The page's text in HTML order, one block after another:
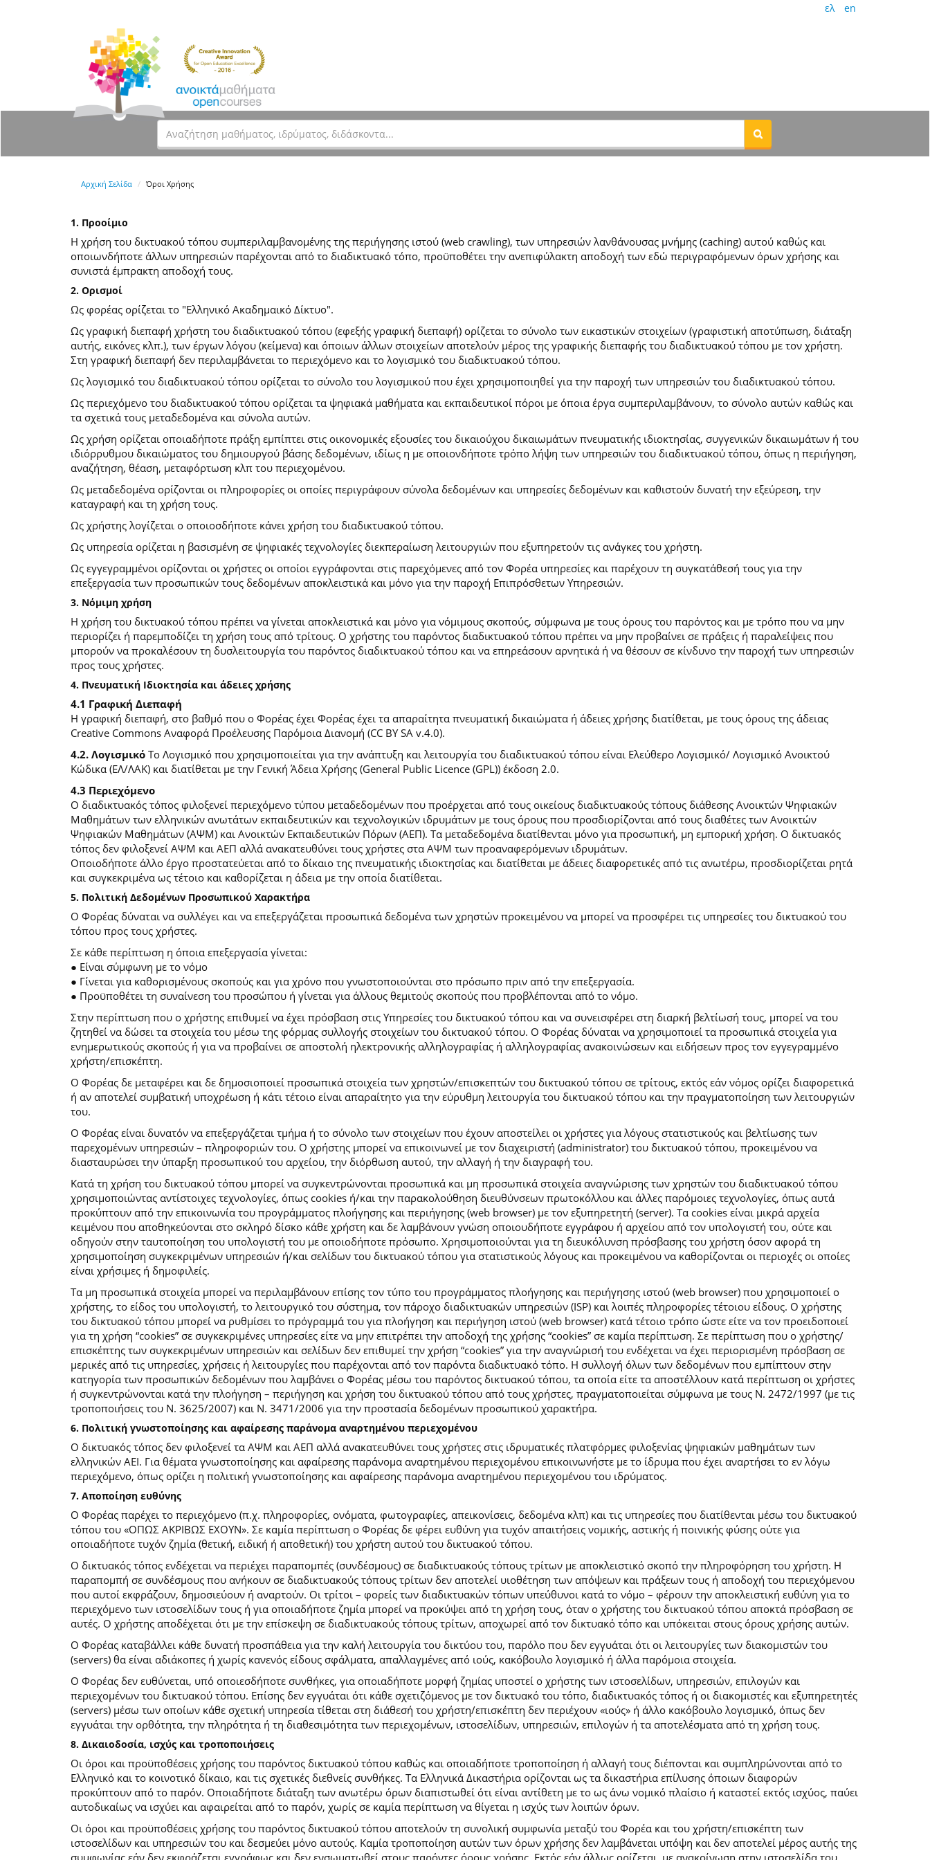
ελ en
Αρχική Σελίδα Όροι Χρήσης
1. Προοίμιο
Η χρήση του δικτυακού τόπου συμπεριλαμβανομένης της περιήγησης ιστού (web crawling), των υπηρεσιών λανθάνουσας μνήμης (caching) αυτού καθώς και
οποιωνδήποτε άλλων υπηρεσιών παρέχονται από το διαδικτυακό τόπο, προϋποθέτει την ανεπιφύλακτη αποδοχή των εδώ περιγραφόμενων όρων χρήσης και
συνιστά έμπρακτη αποδοχή τους.
2. Ορισμοί
Ως φορέας ορίζεται το "Ελληνικό Ακαδημαικό Δίκτυο".
Ως γραφική διεπαφή χρήστη του διαδικτυακού τόπου (εφεξής γραφική διεπαφή) ορίζεται το σύνολο των εικαστικών στοιχείων (γραφιστική αποτύπωση, διάταξη
αυτής, εικόνες κλπ.), των έργων λόγου (κείμενα) και όποιων άλλων στοιχείων αποτελούν μέρος της γραφικής διεπαφής του διαδικτυακού τόπου με τον χρήστη.
Στη γραφική διεπαφή δεν περιλαμβάνεται το περιεχόμενο και το λογισμικό του διαδικτυακού τόπου.
Ως λογισμικό του διαδικτυακού τόπου ορίζεται το σύνολο του λογισμικού που έχει χρησιμοποιηθεί για την παροχή των υπηρεσιών του διαδικτυακού τόπου.
Ως περιεχόμενο του διαδικτυακού τόπου ορίζεται τα ψηφιακά μαθήματα και εκπαιδευτικοί πόροι με όποια έργα συμπεριλαμβάνουν, το σύνολο αυτών καθώς και
τα σχετικά τους μεταδεδομένα και σύνολα αυτών.
Ως χρήση ορίζεται οποιαδήποτε πράξη εμπίπτει στις οικονομικές εξουσίες του δικαιούχου δικαιωμάτων πνευματικής ιδιοκτησίας, συγγενικών δικαιωμάτων ή του
ιδιόρρυθμου δικαιώματος του δημιουργού βάσης δεδομένων, ιδίως η με οποιονδήποτε τρόπο λήψη των υπηρεσιών του διαδικτυακού τόπου, όπως η περιήγηση,
αναζήτηση, θέαση, μεταφόρτωση κλπ του περιεχομένου.
Ως μεταδεδομένα ορίζονται οι πληροφορίες οι οποίες περιγράφουν σύνολα δεδομένων και υπηρεσίες δεδομένων και καθιστούν δυνατή την εξεύρεση, την
καταγραφή και τη χρήση τους.
Ως χρήστης λογίζεται ο οποιοσδήποτε κάνει χρήση του διαδικτυακού τόπου.
Ως υπηρεσία ορίζεται η βασισμένη σε ψηφιακές τεχνολογίες διεκπεραίωση λειτουργιών που εξυπηρετούν τις ανάγκες του χρήστη.
Ως εγγεγραμμένοι ορίζονται οι χρήστες οι οποίοι εγγράφονται στις παρεχόμενες από τον Φορέα υπηρεσίες και παρέχουν τη συγκατάθεσή τους για την
επεξεργασία των προσωπικών τους δεδομένων αποκλειστικά και μόνο για την παροχή Επιπρόσθετων Υπηρεσιών.
3. Νόμιμη χρήση
Η χρήση του δικτυακού τόπου πρέπει να γίνεται αποκλειστικά και μόνο για νόμιμους σκοπούς, σύμφωνα με τους όρους του παρόντος και με τρόπο που να μην
περιορίζει ή παρεμποδίζει τη χρήση τους από τρίτους. Ο χρήστης του παρόντος διαδικτυακού τόπου πρέπει να μην προβαίνει σε πράξεις ή παραλείψεις που
μπορούν να προκαλέσουν τη δυσλειτουργία του παρόντος διαδικτυακού τόπου και να επηρεάσουν αρνητικά ή να θέσουν σε κίνδυνο την παροχή των υπηρεσιών
προς τους χρήστες.
4. Πνευματική Ιδιοκτησία και άδειες χρήσης
4.1 Γραφική Διεπαφή
Η γραφική διεπαφή, στο βαθμό που ο Φορέας έχει Φορέας έχει τα απαραίτητα πνευματική δικαιώματα ή άδειες χρήσης διατίθεται, με τους όρους της άδειας
Creative Commons Αναφορά Προέλευσης Παρόμοια Διανομή (CC BY SA v.4.0).
4.2. ΛογισμικόΤο Λογισμικό που χρησιμοποιείται για την ανάπτυξη και λειτουργία του διαδικτυακού τόπου είναι Ελεύθερο Λογισμικό/ Λογισμικό Ανοικτού
Κώδικα (ΕΛ/ΛΑΚ) και διατίθεται με την Γενική Άδεια Χρήσης (General Public Licence (GPL)) έκδοση 2.0.
4.3 Περιεχόμενο
O διαδικτυακός τόπος φιλοξενεί περιεχόμενο τύπου μεταδεδομένων που προέρχεται από τους οικείους διαδικτυακούς τόπους διάθεσης Ανοικτών Ψηφιακών
Μαθημάτων των ελληνικών ανωτάτων εκπαιδευτικών και τεχνολογικών ιδρυμάτων με τους όρους που προσδιορίζονται από τους διαθέτες των Ανοικτών
Ψηφιακών Μαθημάτων (ΑΨΜ) και Ανοικτών Εκπαιδευτικών Πόρων (ΑΕΠ). Τα μεταδεδομένα διατίθενται μόνο για προσωπική, μη εμπορική χρήση. Ο δικτυακός
τόπος δεν φιλοξενεί ΑΨΜ και ΑΕΠ αλλά ανακατευθύνει τους χρήστες στα ΑΨΜ των προαναφερόμενων ιδρυμάτων.
Οποιοδήποτε άλλο έργο προστατεύεται από το δίκαιο της πνευματικής ιδιοκτησίας και διατίθεται με άδειες διαφορετικές από τις ανωτέρω, προσδιορίζεται ρητά
και συγκεκριμένα ως τέτοιο και καθορίζεται η άδεια με την οποία διατίθεται.
5. Πολιτική Δεδομένων Προσωπικού Χαρακτήρα
Ο Φορέας δύναται να συλλέγει και να επεξεργάζεται προσωπικά δεδομένα των χρηστών προκειμένου να μπορεί να προσφέρει τις υπηρεσίες του δικτυακού του
τόπου προς τους χρήστες.
Σε κάθε περίπτωση η όποια επεξεργασία γίνεται:
● Είναι σύμφωνη με το νόμο
● Γίνεται για καθορισμένους σκοπούς και για χρόνο που γνωστοποιούνται στο πρόσωπο πριν από την επεξεργασία.
● Προϋποθέτει τη συναίνεση του προσώπου ή γίνεται για άλλους θεμιτούς σκοπούς που προβλέπονται από το νόμο.
Στην περίπτωση που ο χρήστης επιθυμεί να έχει πρόσβαση στις Υπηρεσίες του δικτυακού τόπου και να συνεισφέρει στη διαρκή βελτίωσή τους, μπορεί να του
ζητηθεί να δώσει τα στοιχεία του μέσω της φόρμας συλλογής στοιχείων του δικτυακού τόπου. Ο Φορέας δύναται να χρησιμοποιεί τα προσωπικά στοιχεία για
ενημερωτικούς σκοπούς ή για να προβαίνει σε αποστολή ηλεκτρονικής αλληλογραφίας ή αλληλογραφίας ανακοινώσεων και ειδήσεων προς τον εγγεγραμμένο
χρήστη/επισκέπτη.
Ο Φορέας δε μεταφέρει και δε δημοσιοποιεί προσωπικά στοιχεία των χρηστών/επισκεπτών του δικτυακού τόπου σε τρίτους, εκτός εάν νόμος ορίζει διαφορετικά
ή αν αποτελεί συμβατική υποχρέωση ή κάτι τέτοιο είναι απαραίτητο για την εύρυθμη λειτουργία του δικτυακού τόπου και την πραγματοποίηση των λειτουργιών
του.
Ο Φορέας είναι δυνατόν να επεξεργάζεται τμήμα ή το σύνολο των στοιχείων που έχουν αποστείλει οι χρήστες για λόγους στατιστικούς και βελτίωσης των
παρεχομένων υπηρεσιών – πληροφοριών του. Ο χρήστης μπορεί να επικοινωνεί με τον διαχειριστή (administrator) του δικτυακού τόπου, προκειμένου να
διασταυρώσει την ύπαρξη προσωπικού του αρχείου, την διόρθωση αυτού, την αλλαγή ή την διαγραφή του.
Κατά τη χρήση του δικτυακού τόπου μπορεί να συγκεντρώνονται προσωπικά και μη προσωπικά στοιχεία αναγνώρισης των χρηστών του διαδικτυακού τόπου
χρησιμοποιώντας αντίστοιχες τεχνολογίες, όπως cookies ή/και την παρακολούθηση διευθύνσεων πρωτοκόλλου και άλλες παρόμοιες τεχνολογίες, όπως αυτά
προκύπτουν από την επικοινωνία του προγράμματος πλοήγησης και περιήγησης (web browser) με τον εξυπηρετητή (server). Τα cookies είναι μικρά αρχεία
κειμένου που αποθηκεύονται στο σκληρό δίσκο κάθε χρήστη και δε λαμβάνουν γνώση οποιουδήποτε εγγράφου ή αρχείου από τον υπολογιστή του, ούτε και
οδηγούν στην ταυτοποίηση του υπολογιστή του με οποιοδήποτε πρόσωπο. Χρησιμοποιούνται για τη διευκόλυνση πρόσβασης του χρήστη όσον αφορά τη
χρησιμοποίηση συγκεκριμένων υπηρεσιών ή/και σελίδων του δικτυακού τόπου για στατιστικούς λόγους και προκειμένου να καθορίζονται οι περιοχές οι οποίες
είναι χρήσιμες ή δημοφιλείς.
Τα μη προσωπικά στοιχεία μπορεί να περιλαμβάνουν επίσης τον τύπο του προγράμματος πλοήγησης και περιήγησης ιστού (web browser) που χρησιμοποιεί ο
χρήστης, το είδος του υπολογιστή, το λειτουργικό του σύστημα, τον πάροχο διαδικτυακών υπηρεσιών (ISP) και λοιπές πληροφορίες τέτοιου είδους. Ο χρήστης
του δικτυακού τόπου μπορεί να ρυθμίσει το πρόγραμμά του για πλοήγηση και περιήγηση ιστού (web browser) κατά τέτοιο τρόπο ώστε είτε να τον προειδοποιεί
για τη χρήση “cookies” σε συγκεκριμένες υπηρεσίες είτε να μην επιτρέπει την αποδοχή της χρήσης “cookies” σε καμία περίπτωση. Σε περίπτωση που ο χρήστης/
επισκέπτης των συγκεκριμένων υπηρεσιών και σελίδων δεν επιθυμεί την χρήση “cookies” για την αναγνώρισή του ενδέχεται να έχει περιορισμένη πρόσβαση σε
μερικές από τις υπηρεσίες, χρήσεις ή λειτουργίες που παρέχονται από τον παρόντα διαδικτυακό τόπο. Η συλλογή όλων των δεδομένων που εμπίπτουν στην
κατηγορία των προσωπικών δεδομένων που λαμβάνει ο Φορέας μέσω του παρόντος δικτυακού τόπου, τα οποία είτε τα αποστέλλουν κατά περίπτωση οι χρήστες
ή συγκεντρώνονται κατά την πλοήγηση – περιήγηση και χρήση του δικτυακού τόπου από τους χρήστες, πραγματοποιείται σύμφωνα με τους Ν. 2472/1997 (με τις
τροποποιήσεις του Ν. 3625/2007) και Ν. 3471/2006 για την προστασία δεδομένων προσωπικού χαρακτήρα.
6. Πολιτική γνωστοποίησης και αφαίρεσης παράνομα αναρτημένου περιεχομένου
Ο δικτυακός τόπος δεν φιλοξενεί τα ΑΨΜ και ΑΕΠ αλλά ανακατευθύνει τους χρήστες στις ιδρυματικές πλατφόρμες φιλοξενίας ψηφιακών μαθημάτων των
ελληνικών ΑΕΙ. Για θέματα γνωστοποίησης και αφαίρεσης παράνομα αναρτημένου περιεχομένου επικοινωνήστε με το ίδρυμα που έχει αναρτήσει το εν λόγω
περιεχόμενο, όπως ορίζει η πολιτική γνωστοποίησης και αφαίρεσης παράνομα αναρτημένου περιεχομένου του ιδρύματος.
7. Αποποίηση ευθύνης
Ο Φορέας παρέχει το περιεχόμενο (π.χ. πληροφορίες, ονόματα, φωτογραφίες, απεικονίσεις, δεδομένα κλπ) και τις υπηρεσίες που διατίθενται μέσω του δικτυακού
τόπου του «ΟΠΩΣ ΑΚΡΙΒΩΣ ΕΧΟΥΝ». Σε καμία περίπτωση ο Φορέας δε φέρει ευθύνη για τυχόν απαιτήσεις νομικής, αστικής ή ποινικής φύσης ούτε για
οποιαδήποτε τυχόν ζημία (θετική, ειδική ή αποθετική) του χρήστη αυτού του δικτυακού τόπου.
O δικτυακός τόπος ενδέχεται να περιέχει παραπομπές (συνδέσμους) σε διαδικτυακούς τόπους τρίτων με αποκλειστικό σκοπό την πληροφόρηση του χρήστη. Η
παραπομπή σε συνδέσμους που ανήκουν σε διαδικτυακούς τόπους τρίτων δεν αποτελεί υιοθέτηση των απόψεων και πράξεων τους ή αποδοχή του περιεχόμενου
που αυτοί εκφράζουν, δημοσιεύουν ή αναρτούν. Οι τρίτοι – φορείς των διαδικτυακών τόπων υπεύθυνοι κατά το νόμο – φέρουν την αποκλειστική ευθύνη για το
περιεχόμενο των ιστοσελίδων τους ή για οποιαδήποτε ζημία μπορεί να προκύψει από τη χρήση τους, όταν ο χρήστης του δικτυακού τόπου αποκτά πρόσβαση σε
αυτές. Ο χρήστης αποδέχεται ότι με την επίσκεψη σε διαδικτυακούς τόπους τρίτων, αποχωρεί από τον δικτυακό τόπο και υπόκειται στους όρους χρήσης αυτών.
Ο Φορέας καταβάλλει κάθε δυνατή προσπάθεια για την καλή λειτουργία του δικτύου του, παρόλο που δεν εγγυάται ότι οι λειτουργίες των διακομιστών του
(servers) θα είναι αδιάκοπες ή χωρίς κανενός είδους σφάλματα, απαλλαγμένες από ιούς, κακόβουλο λογισμικό ή άλλα παρόμοια στοιχεία.
Ο Φορέας δεν ευθύνεται, υπό οποιεσδήποτε συνθήκες, για οποιαδήποτε μορφή ζημίας υποστεί ο χρήστης των ιστοσελίδων, υπηρεσιών, επιλογών και
περιεχομένων του δικτυακού τόπου. Επίσης δεν εγγυάται ότι κάθε σχετιζόμενος με τον δικτυακό του τόπο, διαδικτυακός τόπος ή οι διακομιστές και εξυπηρετητές
(servers) μέσω των οποίων κάθε σχετική υπηρεσία τίθεται στη διάθεσή του χρήστη/επισκέπτη δεν περιέχουν «ιούς» ή άλλο κακόβουλο λογισμικό, όπως δεν
εγγυάται την ορθότητα, την πληρότητα ή τη διαθεσιμότητα των περιεχομένων, ιστοσελίδων, υπηρεσιών, επιλογών ή τα αποτελέσματα από τη χρήση τους.
8. Δικαιοδοσία, ισχύς και τροποποιήσεις
Οι όροι και προϋποθέσεις χρήσης του παρόντος δικτυακού τόπου καθώς και οποιαδήποτε τροποποίηση ή αλλαγή τους διέπονται και συμπληρώνονται από το
Ελληνικό και το κοινοτικό δίκαιο, και τις σχετικές διεθνείς συνθήκες. Τα Ελληνικά Δικαστήρια ορίζονται ως τα δικαστήρια επίλυσης όποιων διαφορών
προκύπτουν από το παρόν. Οποιαδήποτε διάταξη των ανωτέρω όρων διαπιστωθεί ότι είναι αντίθετη με το ως άνω νομικό πλαίσιο ή καταστεί εκτός ισχύος, παύει
αυτοδικαίως να ισχύει και αφαιρείται από το παρόν, χωρίς σε καμία περίπτωση να θίγεται η ισχύς των λοιπών όρων.
Οι όροι και προϋποθέσεις χρήσης του παρόντος δικτυακού τόπου αποτελούν τη συνολική συμφωνία μεταξύ του Φορέα και του χρήστη/επισκέπτη των
ιστοσελίδων και υπηρεσιών του και δεσμεύει μόνο αυτούς. Καμία τροποποίηση αυτών των όρων χρήσης δεν λαμβάνεται υπόψη και δεν αποτελεί μέρος αυτής της